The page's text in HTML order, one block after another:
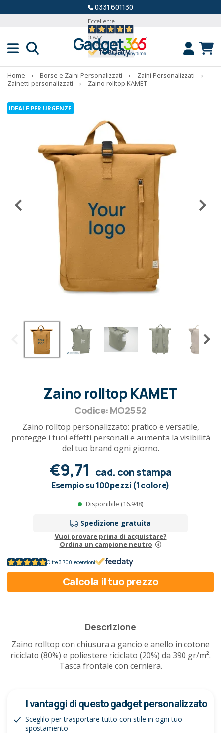
0331 601130
Eccellente
3.877
Recensioni
Home › Borse e Zaini Personalizzati › Zaini Personalizzati
›
Zainetti personalizzati
› Zaino rolltop KAMET
IDEALE PER URGENZE
Zaino rolltop KAMET
Codice: MO2552
Zaino rolltop personalizzato: pratico e versatile,
protegge i tuoi effetti personali e aumenta la visibilità
del tuo brand ogni giorno.
€9,71 cad. con stampa
Esempio su 100 pezzi (1 colore)
Disponibile (16.948)
Spedizione gratuita
Vuoi provare prima di acquistare?
Ordina un campione neutro
Oltre 3.700 recensioni
Calcola il tuo prezzo
Descrizione
Zaino rolltop con chiusura a gancio e anello in cotone
riciclato (80%) e poliestere riciclato (20%) da 390 gr/m².
Tasca frontale con cerniera.
I vantaggi di questo gadget personalizzato
Sceglilo per trasportare tutto con stile in ogni tuo
spostamento